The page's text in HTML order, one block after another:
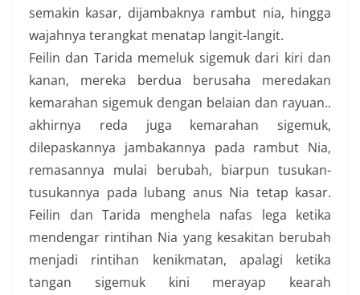
semakin kasar, dijambaknya rambut nia, hingga
wajahnya terangkat menatap langit-langit.
Feilin dan Tarida memeluk sigemuk dari kiri dan
kanan, mereka berdua berusaha meredakan
kemarahan sigemuk dengan belaian dan rayuan..
akhirnya reda juga kemarahan sigemuk,
dilepaskannya jambakannya pada rambut Nia,
remasannya mulai berubah, biarpun tusukan-
tusukannya pada lubang anus Nia tetap kasar.
Feilin dan Tarida menghela nafas lega ketika
mendengar rintihan Nia yang kesakitan berubah
menjadi rintihan kenikmatan, apalagi ketika
tangan sigemuk kini merayap kearah